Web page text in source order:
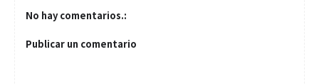
No hay comentarios.:
Publicar un comentario